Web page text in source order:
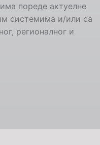
пореде актуелне
системима и/или са
регионалног и